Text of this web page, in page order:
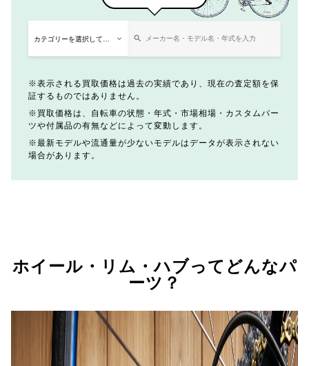
表示される買取価格は過去の実績であり、現在の査定額を保
証するものではありません。
買取価格は、自転車の状態・年式・市場相場・カスタムパー
ツや付属品の有無などによって変動します。
最新モデルや流通量が少ないモデルはデータが表示されない
場合があります。
ホイール・リム・ハブってどんなパ
ーツ？